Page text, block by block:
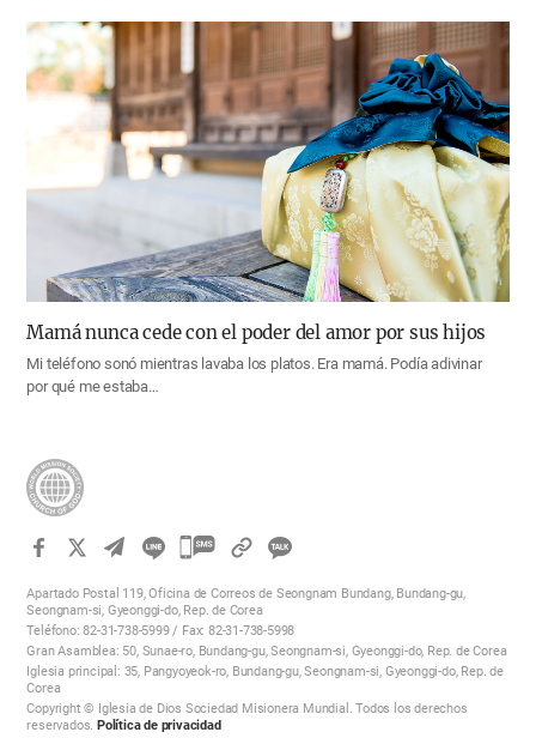
Mamá nunca cede con el poder del amor por sus hijos
Mi teléfono sonó mientras lavaba los platos. Era mamá. Podía adivinar
por qué me estaba…
카
오
톡
공
하
Apartado Postal 119, Oficina de Correos de Seongnam Bundang, Bundang-gu,
Seongnam-si, Gyeonggi-do, Rep. de Corea
Teléfono: 82-31-738-5999 / Fax: 82-31-738-5998
Gran Asamblea: 50, Sunae-ro, Bundang-gu, Seongnam-si, Gyeonggi-do, Rep. de Corea
Iglesia principal: 35, Pangyoyeok-ro, Bundang-gu, Seongnam-si, Gyeonggi-do, Rep. de
Corea
Copyright © Iglesia de Dios Sociedad Misionera Mundial. Todos los derechos
reservados.Política de privacidad